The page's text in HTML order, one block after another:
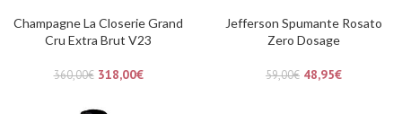
Champagne La Closerie Grand
Cru Extra Brut V23
360,00€ 318,00€
Jefferson Spumante Rosato
Zero Dosage
59,00€ 48,95€